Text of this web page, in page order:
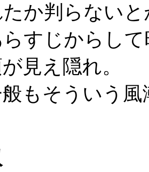
か判らないと
すじからし
見え隠れ。
もそういう